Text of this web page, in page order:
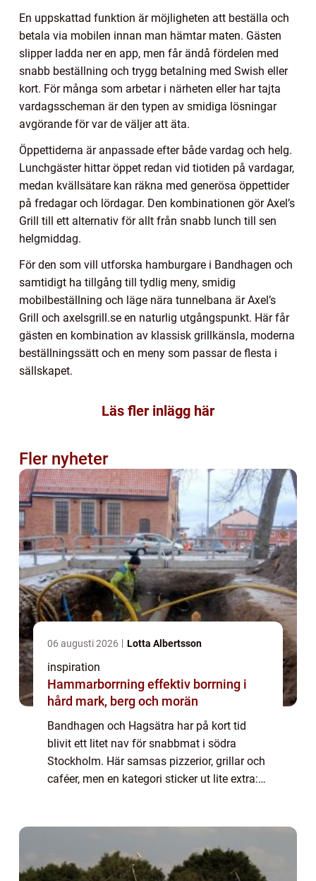
En uppskattad funktion är möjligheten att beställa och
betala via mobilen innan man hämtar maten. Gästen
slipper ladda ner en app, men får ändå fördelen med
snabb beställning och trygg betalning med Swish eller
kort. För många som arbetar i närheten eller har tajta
vardagsscheman är den typen av smidiga lösningar
avgörande för var de väljer att äta.
Öppettiderna är anpassade efter både vardag och helg.
Lunchgäster hittar öppet redan vid tiotiden på vardagar,
medan kvällsätare kan räkna med generösa öppettider
på fredagar och lördagar. Den kombinationen gör Axel’s
Grill till ett alternativ för allt från snabb lunch till sen
helgmiddag.
För den som vill utforska hamburgare i Bandhagen och
samtidigt ha tillgång till tydlig meny, smidig
mobilbeställning och läge nära tunnelbana är Axel’s
Grill och axelsgrill.se en naturlig utgångspunkt. Här får
gästen en kombination av klassisk grillkänsla, moderna
beställningssätt och en meny som passar de flesta i
sällskapet.
Läs fler inlägg här
Fler nyheter
06 augusti 2026 Lotta Albertsson
inspiration
Hammarborrning effektiv borrning i
hård mark, berg och morän
Bandhagen och Hagsätra har på kort tid
blivit ett litet nav för snabbmat i södra
Stockholm. Här samsas pizzerior, grillar och
caféer, men en kategori sticker ut lite extra: